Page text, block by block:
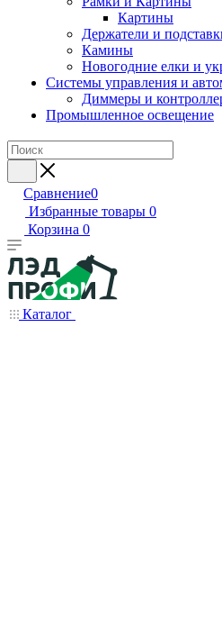
Картины
Держатели и
Камины
Новогодние елки и
Системы управления и
Диммеры и
Промышленное освещение
Сравнение0
Избранные товары 0
Корзина 0
Каталог